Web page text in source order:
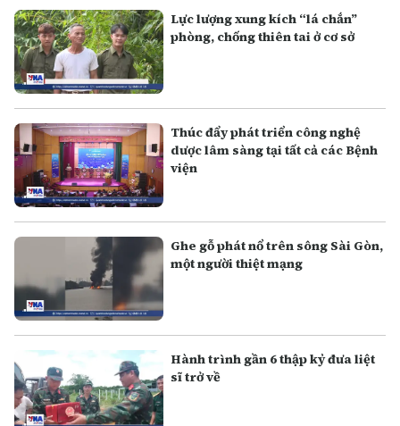
Lực lượng xung kích “lá chắn”
phòng, chống thiên tai ở cơ sở
Thúc đẩy phát triển công nghệ
dược lâm sàng tại tất cả các Bệnh
viện
Ghe gỗ phát nổ trên sông Sài Gòn,
một người thiệt mạng
Hành trình gần 6 thập kỷ đưa liệt
sĩ trở về